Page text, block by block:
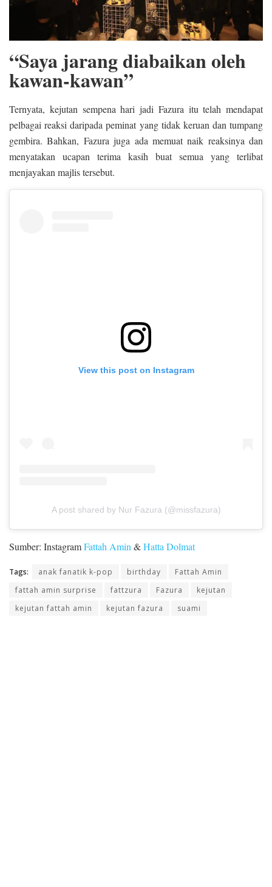
“Saya jarang diabaikan oleh
kawan-kawan”
Ternyata, kejutan sempena hari jadi Fazura itu telah mendapat
pelbagai reaksi daripada peminat yang tidak keruan dan tumpang
gembira. Bahkan, Fazura juga ada memuat naik reaksinya dan
menyatakan ucapan terima kasih buat semua yang terlibat
menjayakan majlis tersebut.
View this post on Instagram
A post shared by Nur Fazura (@missfazura)
Sumber: InstagramFattah Amin &Hatta Dolmat
Tags: anak fanatik k-pop birthday
Fattah Amin
fattah amin surprise
fattzura Fazura
kejutan
kejutan fattah amin
kejutan fazura suami